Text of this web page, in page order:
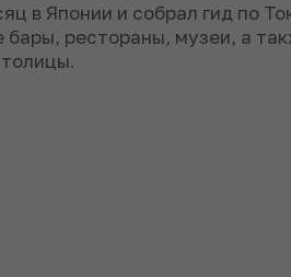
в Японии и собрал гид по
рестораны, музеи, а